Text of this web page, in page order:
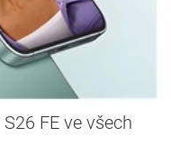
FE ve všech